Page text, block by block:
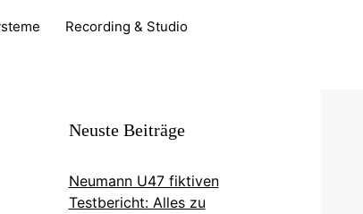
Recording & Studio
Neuste Beiträge
Neumann U47 fiktiven
Testbericht: Alles zu